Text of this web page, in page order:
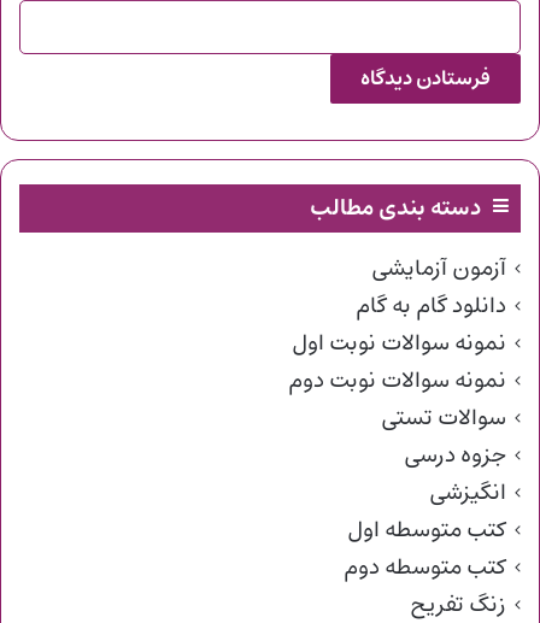
دسته بندی مطالب
آزمون آزمایشی
دانلود گام به گام
نمونه سوالات نوبت اول
نمونه سوالات نوبت دوم
سوالات تستی
جزوه درسی
انگیزشی
کتب متوسطه اول
کتب متوسطه دوم
زنگ تفریح